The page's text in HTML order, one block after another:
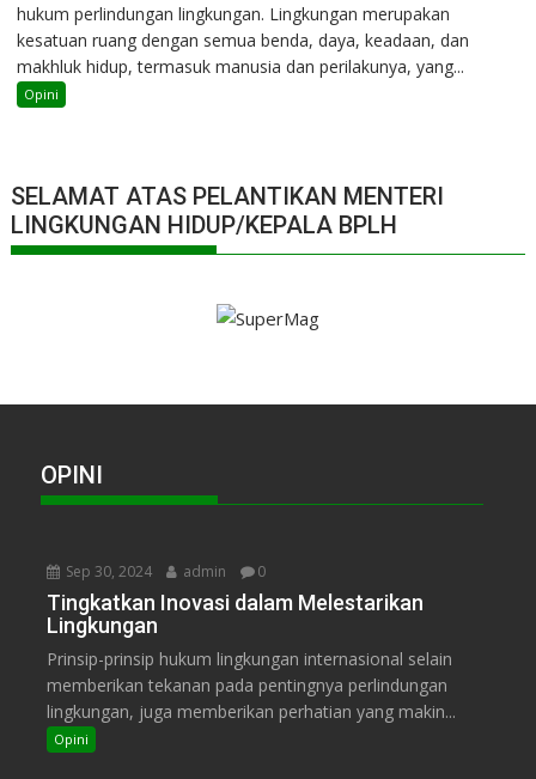
hukum perlindungan lingkungan. Lingkungan merupakan
kesatuan ruang dengan semua benda, daya, keadaan, dan
makhluk hidup, termasuk manusia dan perilakunya, yang...
Opini
SELAMAT ATAS PELANTIKAN MENTERI
LINGKUNGAN HIDUP/KEPALA BPLH
OPINI
Sep 30, 2024 admin 0
Tingkatkan Inovasi dalam Melestarikan
Lingkungan
Prinsip-prinsip hukum lingkungan internasional selain
memberikan tekanan pada pentingnya perlindungan
lingkungan, juga memberikan perhatian yang makin...
Opini